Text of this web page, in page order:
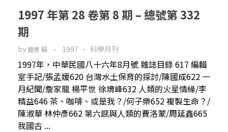
1997 年第 28 卷第 8 期 – 總號第 332
期
by 裔彥 蘇 1997 科學月刊
1997年，中華民國八十六年8月號 雜誌目錄 617 編輯
室手記/張孟媛620 台灣水土保育的探討/陳國成622 一
月紀聞/詹家龍 楊平世 徐堉峰632 人類的火星情緣/李
精益646 茶、咖啡、或是我？/何子樂652 複製生命？/
陳淑華 林仲彥662 第六感與人類的費洛蒙/周延鑫665
我國古 ...